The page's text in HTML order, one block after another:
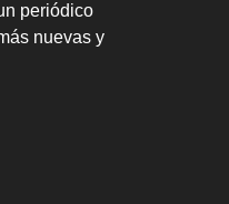
periódico
nuevas y